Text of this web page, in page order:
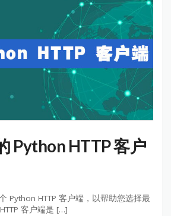
Python HTTP 客户
Python HTTP 客户端，以帮助您选择最
客户端是 […]